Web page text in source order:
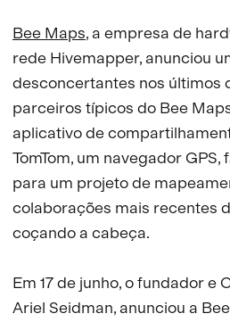
Bee Maps, a empresa de
rede Hivemapper, anunciou
desconcertantes nos últimos
parceiros típicos do Bee
aplicativo de
TomTom, um navegador
para um projeto de
colaborações mais recentes
coçando a cabeça.
Em 17 de junho, o fundador e
Ariel Seidman, anunciou a